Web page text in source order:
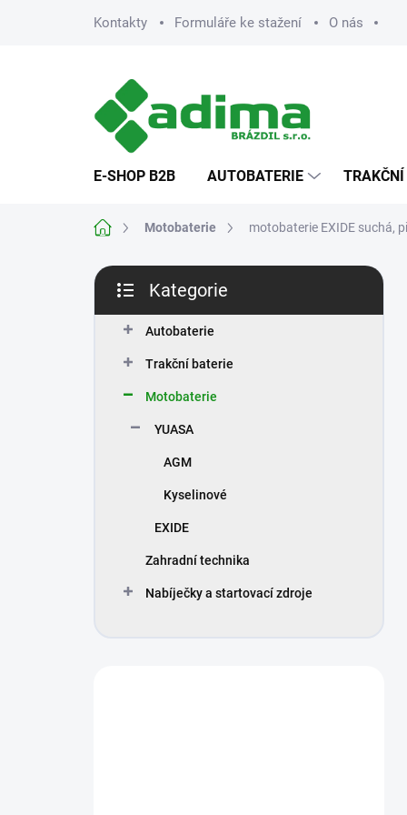
Kontakty Formuláře ke stažení O nás
E-SHOP B2B AUTOBATERIE
Domů Motobaterie motobaterie EXIDE suchá,
P
s
kategorie
Kategorie
Autobaterie
Trakční baterie
Motobaterie
YUASA
AGM
Kyselinové
EXIDE
Zahradní technika
Nabíječky a startovací zdroje